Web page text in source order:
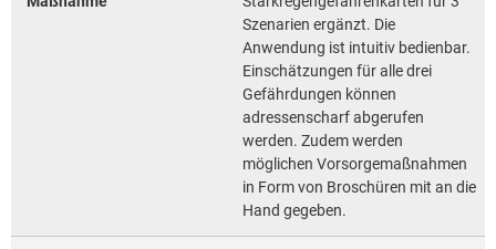
Szenarien ergänzt. Die
Anwendung ist intuitiv bedienbar.
Einschätzungen für alle drei
Gefährdungen können
adressenscharf abgerufen
werden. Zudem werden
möglichen Vorsorgemaßnahmen
in Form von Broschüren mit an die
Hand gegeben.